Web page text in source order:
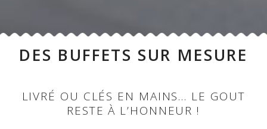
DES BUFFETS SUR MESURE
LIVRÉ OU CLÉS EN MAINS… LE GOUT
RESTE À L’HONNEUR !